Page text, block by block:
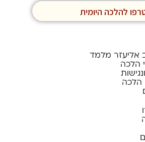
להלכה היומית
אליעזר מלמד
הלכה
הלכה